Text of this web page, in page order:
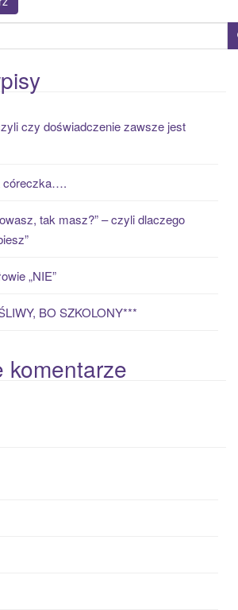
czy doświadczenie zawsze jest
córeczka….
tak masz?” – czyli dlaczego
„NIE”
BO SZKOLONY***
komentarze